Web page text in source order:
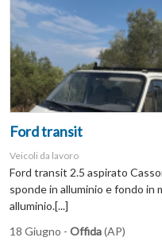
Ford transit
Veicoli da lavoro
Ford transit 2.5 aspirato
sponde in alluminio e fondo in
alluminio.[...]
18 Giugno - Offida(AP)